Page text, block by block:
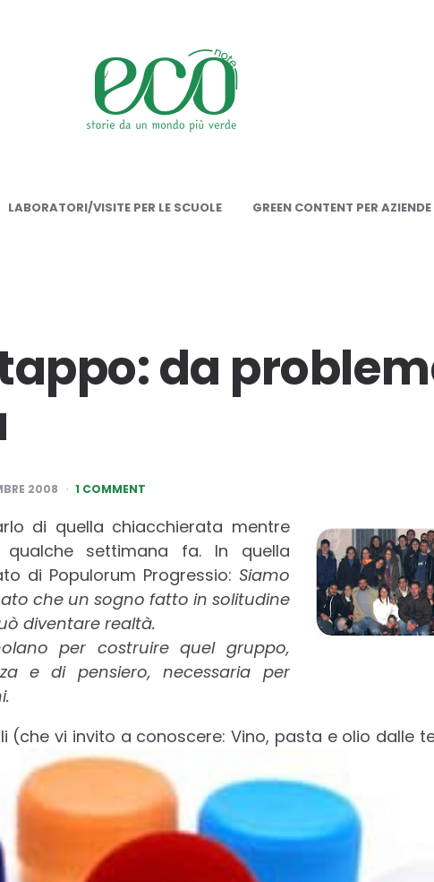
LABORATORI/VISITE PER LE SCUOLE GREEN CONTENT PER AZIENDE
da
2008 1 COMMENT
di quella chiacchierata mentre
settimana fa. In quella
di Populorum Progressio: Siamo
che un sogno fatto in solitudine
diventare realtà.
per costruire quel gruppo,
e di pensiero, necessaria per
(che vi invito a conoscere: Vino, pasta e olio dalle